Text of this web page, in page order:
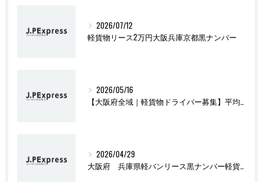
2026/07/12
軽貨物リース2万円大阪兵庫京都黒ナンバー
2026/05/16
【大阪府全域｜軽貨物ドライバー募集】平均報酬47万円
2026/04/29
大阪府 兵庫県軽バンリース黒ナンバー軽貨物2万円